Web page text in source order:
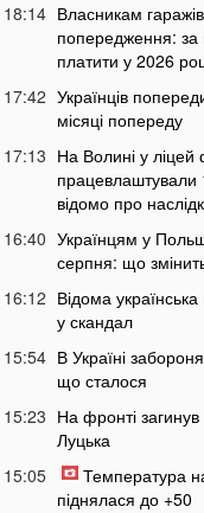
18:14 Власникам
попередження:
платити у 2026
17:42 Українців
місяці попереду
17:13 На Волині у ліцей
працевлаштували
відомо про
16:40 Українцям у
серпня: що
16:12 Відома
у скандал
15:54 В Україні
що сталося
15:23 На фронті загинув
Луцька
15:05
Температура
піднялася до +50